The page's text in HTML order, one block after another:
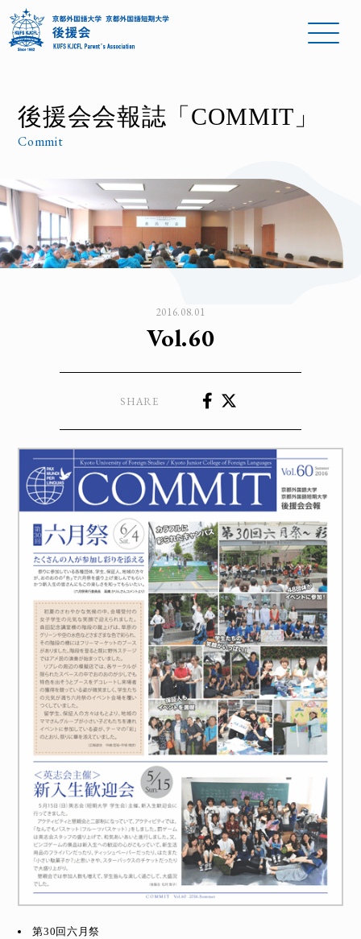
後援会会報誌「COMMIT」
Commit
2016.08.01
Vol.60
SHARE
第30回六月祭